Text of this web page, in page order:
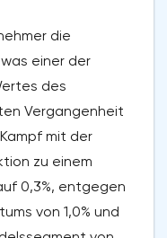
die
einer der
des
Vergangenheit
mit der
zu einem
0,3%, entgegen
von 1,0% und